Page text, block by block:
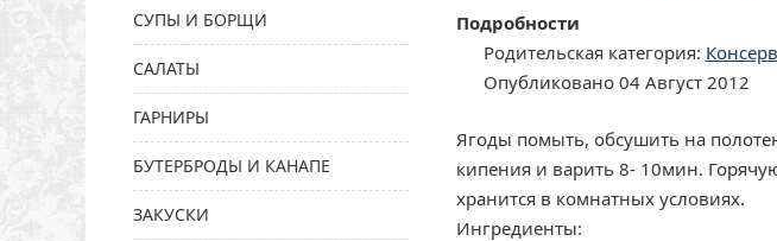
СУПЫ И БОРЩИ
САЛАТЫ
ГАРНИРЫ
БУТЕРБРОДЫ И КАНАПЕ
ЗАКУСКИ
Подробности
Родительская категория:
Опубликовано 04 Август 2012
Ягоды помыть, обсушить на
кипения и варить 8- 10мин.
хранится в комнатных условиях.
Ингредиенты: